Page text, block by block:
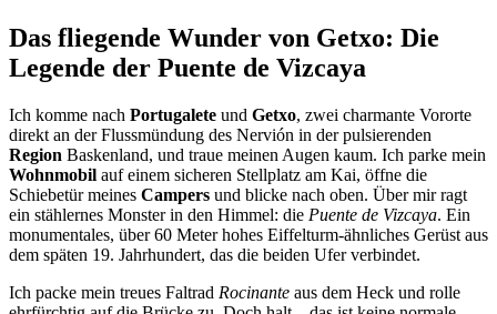
Das fliegende Wunder von Getxo: Die
Legende der Puente de Vizcaya
Ich komme nach Portugalete und Getxo, zwei charmante Vororte
direkt an der Flussmündung des Nervión in der pulsierenden
Region Baskenland, und traue meinen Augen kaum. Ich parke mein
Wohnmobil auf einem sicheren Stellplatz am Kai, öffne die
Schiebetür meines Campers und blicke nach oben. Über mir ragt
ein stählernes Monster in den Himmel: die Puente de Vizcaya. Ein
monumentales, über 60 Meter hohes Eiffelturm-ähnliches Gerüst aus
dem späten 19. Jahrhundert, das die beiden Ufer verbindet.
Ich packe mein treues Faltrad Rocinante aus dem Heck und rolle